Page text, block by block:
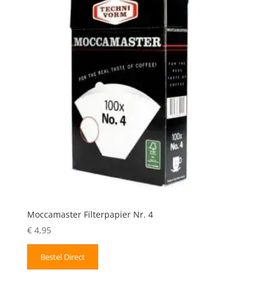
Moccamaster Filterpapier Nr. 4
€4,95
Bestel Direct